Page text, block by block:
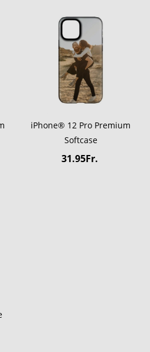
iPhone® 12 Pro Premium
Softcase
31.95Fr.